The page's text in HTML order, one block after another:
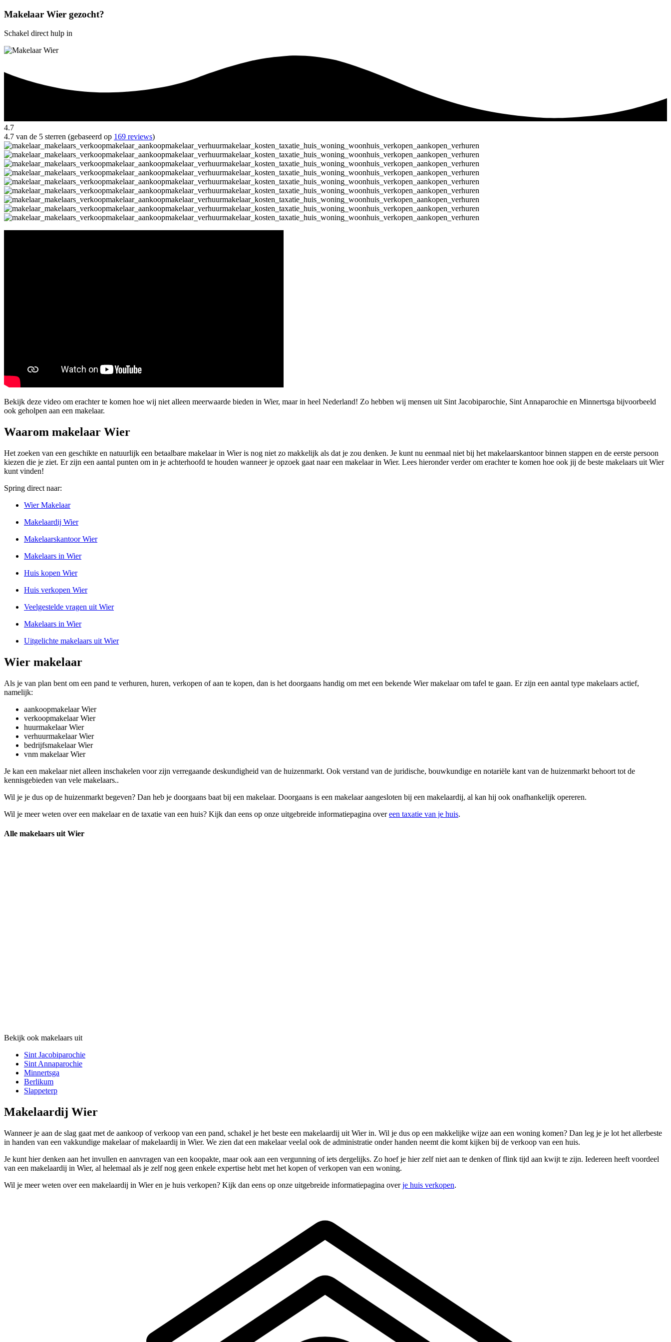
Makelaar Wier gezocht?
Schakel direct hulp in
4.7
4.7 van de 5 sterren (gebaseerd op 169 reviews)
Bekijk deze video om erachter te komen hoe wij niet alleen meerwaarde bieden in Wier, maar in heel Nederland! Zo hebben wij mensen uit Sint Jacobiparochie, Sint Annaparochie en Minnertsga bijvoorbeeld
ook geholpen aan een makelaar.
Waarom makelaar Wier
Het zoeken van een geschikte en natuurlijk een betaalbare makelaar in Wier is nog niet zo makkelijk als dat je zou denken. Je kunt nu eenmaal niet bij het makelaarskantoor binnen stappen en de eerste persoon
kiezen die je ziet. Er zijn een aantal punten om in je achterhoofd te houden wanneer je opzoek gaat naar een makelaar in Wier. Lees hieronder verder om erachter te komen hoe ook jij de beste makelaars uit Wier
kunt vinden!
Spring direct naar:
Wier Makelaar
Makelaardij Wier
Makelaarskantoor Wier
Makelaars in Wier
Huis kopen Wier
Huis verkopen Wier
Veelgestelde vragen uit Wier
Makelaars in Wier
Uitgelichte makelaars uit Wier
Wier makelaar
Als je van plan bent om een pand te verhuren, huren, verkopen of aan te kopen, dan is het doorgaans handig om met een bekende Wier makelaar om tafel te gaan. Er zijn een aantal type makelaars actief,
namelijk:
aankoopmakelaar Wier
verkoopmakelaar Wier
huurmakelaar Wier
verhuurmakelaar Wier
bedrijfsmakelaar Wier
vnm makelaar Wier
Je kan een makelaar niet alleen inschakelen voor zijn verregaande deskundigheid van de huizenmarkt. Ook verstand van de juridische, bouwkundige en notariële kant van de huizenmarkt behoort tot de
kennisgebieden van vele makelaars..
Wil je je dus op de huizenmarkt begeven? Dan heb je doorgaans baat bij een makelaar. Doorgaans is een makelaar aangesloten bij een makelaardij, al kan hij ook onafhankelijk opereren.
Wil je meer weten over een makelaar en de taxatie van een huis? Kijk dan eens op onze uitgebreide informatiepagina overeen taxatie van je huis.
Alle makelaars uit Wier
Bekijk ook makelaars uit
Sint Jacobiparochie
Sint Annaparochie
Minnertsga
Berlikum
Slappeterp
Makelaardij Wier
Wanneer je aan de slag gaat met de aankoop of verkoop van een pand, schakel je het beste een makelaardij uit Wier in. Wil je dus op een makkelijke wijze aan een woning komen? Dan leg je je lot het allerbeste
in handen van een vakkundige makelaar of makelaardij in Wier. We zien dat een makelaar veelal ook de administratie onder handen neemt die komt kijken bij de verkoop van een huis.
Je kunt hier denken aan het invullen en aanvragen van een koopakte, maar ook aan een vergunning of iets dergelijks. Zo hoef je hier zelf niet aan te denken of flink tijd aan kwijt te zijn. Iedereen heeft voordeel
van een makelaardij in Wier, al helemaal als je zelf nog geen enkele expertise hebt met het kopen of verkopen van een woning.
Wil je meer weten over een makelaardij in Wier en je huis verkopen? Kijk dan eens op onze uitgebreide informatiepagina overje huis verkopen.